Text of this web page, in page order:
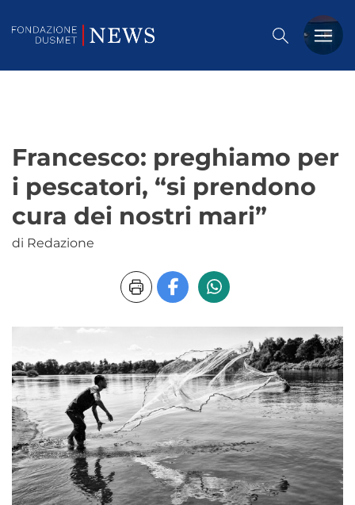
PREMIO DUSMET
OSSERVATORIO
EVENTI
Francesco: preghiamo per
i pescatori, “si prendono
cura dei nostri mari”
di Redazione